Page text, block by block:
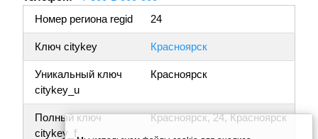
Номер региона regid
24
Ключ citykey Красноярск
Уникальный ключ
citykey_u
Красноярск
Полный ключ
citykey_f
Красноярск, 24, Красноярск